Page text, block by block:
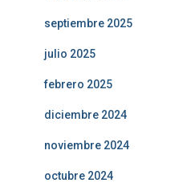
septiembre 2025
julio 2025
febrero 2025
diciembre 2024
noviembre 2024
octubre 2024